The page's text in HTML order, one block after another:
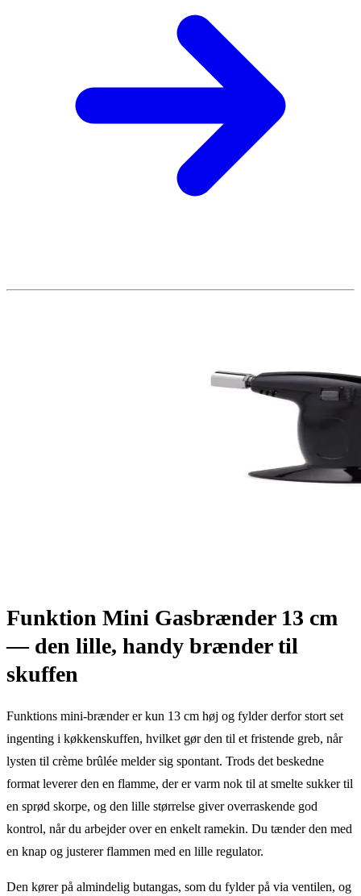
Funktion Mini Gasbrænder 13 cm
— den lille, handy brænder til
skuffen
Funktions mini-brænder er kun 13 cm høj og fylder derfor stort set
ingenting i køkkenskuffen, hvilket gør den til et fristende greb, når
lysten til crème brûlée melder sig spontant. Trods det beskedne
format leverer den en flamme, der er varm nok til at smelte sukker til
en sprød skorpe, og den lille størrelse giver overraskende god
kontrol, når du arbejder over en enkelt ramekin. Du tænder den med
en knap og justerer flammen med en lille regulator.
Den kører på almindelig butangas, som du fylder på via ventilen, og